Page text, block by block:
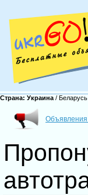
Страна: Украина / Беларусь
Объявления